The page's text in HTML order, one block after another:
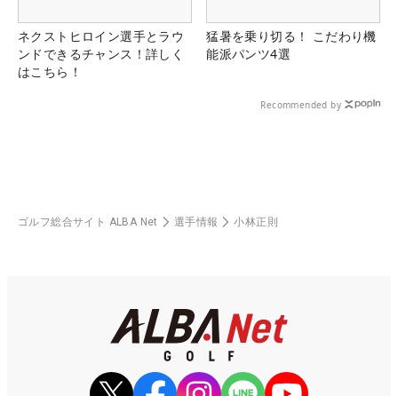
ネクストヒロイン選手とラウ
ンドできるチャンス！詳しく
はこちら！
猛暑を乗り切る！ こだわり機
能派パンツ4選
Recommended by
ゴルフ総合サイト ALBA Net 選手情報 小林正則